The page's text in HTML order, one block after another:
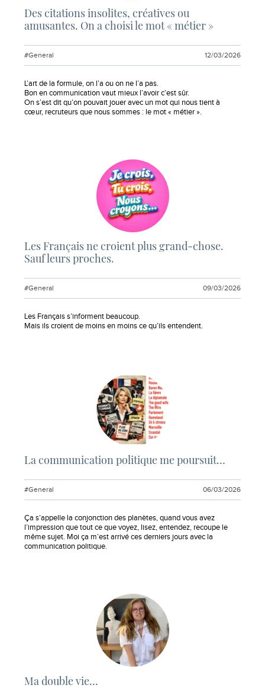
Des citations insolites, créatives ou
amusantes. On a choisi le mot « métier »
#General 12/03/2026
Extrait :
L’art de la formule, on l’a ou on ne l’a pas.
Bon en communication vaut mieux l’avoir c’est sûr.
On s’est dit qu’on pouvait jouer avec un mot qui nous tient à
cœur, recruteurs que nous sommes : le mot « métier ».
Les Français ne croient plus grand-chose.
Sauf leurs proches.
#General 09/03/2026
Extrait :
Les Français s’informent beaucoup.
Mais ils croient de moins en moins ce qu’ils entendent.
La communication politique me poursuit…
#General 06/03/2026
Extrait :
Ça s’appelle la conjonction des planètes, quand vous avez
l’impression que tout ce que voyez, lisez, entendez, recoupe le
même sujet. Moi ça m’est arrivé ces derniers jours avec la
communication politique.
Ma double vie…